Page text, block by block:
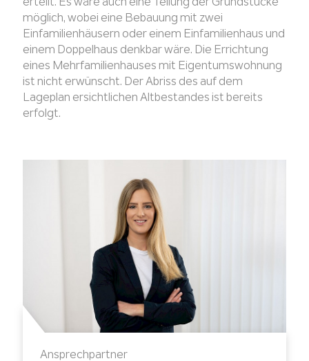
möglich, wobei eine Bebauung mit zwei
Einfamilienhäusern oder einem Einfamilienhaus und
einem Doppelhaus denkbar wäre. Die Errichtung
eines Mehrfamilienhauses mit Eigentumswohnung
ist nicht erwünscht. Der Abriss des auf dem
Lageplan ersichtlichen Altbestandes ist bereits
erfolgt.
Ansprechpartner